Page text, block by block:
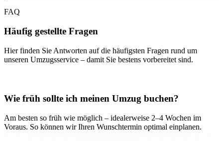
FAQ
Häufig gestellte Fragen
Hier finden Sie Antworten auf die häufigsten Fragen rund um
unseren Umzugsservice – damit Sie bestens vorbereitet sind.
Wie früh sollte ich meinen Umzug buchen?
Am besten so früh wie möglich – idealerweise 2–4 Wochen im
Voraus. So können wir Ihren Wunschtermin optimal einplanen.